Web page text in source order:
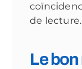
de lecture.
Le